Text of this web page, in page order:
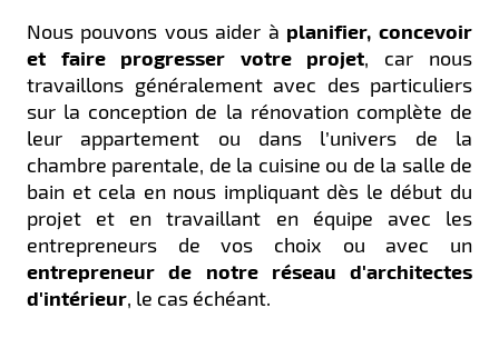
Nous pouvons vous aider à planifier, concevoir
et faire progresser votre projet, car nous
travaillons généralement avec des particuliers
sur la conception de la rénovation complète de
leur appartement ou dans l’univers de la
chambre parentale, de la cuisine ou de la salle de
bain et cela en nous impliquant dès le début du
projet et en travaillant en équipe avec les
entrepreneurs de vos choix ou avec un
entrepreneur de notre réseau d'architectes
d'intérieur, le cas échéant.